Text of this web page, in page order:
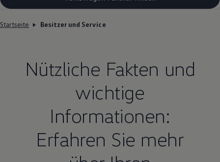
Startseite Besitzer und Service
Nützliche Fakten und
wichtige
Informationen:
Erfahren Sie mehr